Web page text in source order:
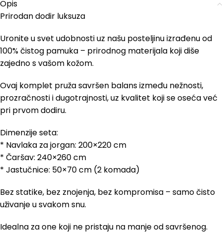
Opis
Prirodan dodir luksuza
Uronite u svet udobnosti uz našu posteljinu izrađenu od
100% čistog pamuka – prirodnog materijala koji diše
zajedno s vašom kožom.
Ovaj komplet pruža savršen balans između nežnosti,
prozračnosti i dugotrajnosti, uz kvalitet koji se oseća već
pri prvom dodiru.
Dimenzije seta:
* Navlaka za jorgan: 200×220 cm
* Čaršav: 240×260 cm
* Jastučnice: 50×70 cm (2 komada)
Bez statike, bez znojenja, bez kompromisa – samo čisto
uživanje u svakom snu.
Idealna za one koji ne pristaju na manje od savršenog.